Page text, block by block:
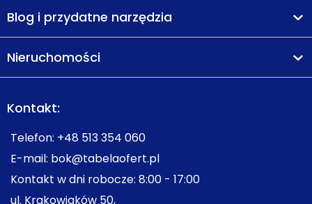
Blog i przydatne narzędzia
Nieruchomości
Kontakt:
Telefon: +48 513 354 060
E-mail: bok@tabelaofert.pl
Kontakt w dni robocze: 8:00 - 17:00
ul. Krakowiaków 50,